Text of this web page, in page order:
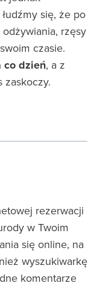
się, że po
rzęsy
czasie.
co dzień, a z
zaskoczy.
rezerwacji
w Twoim
się online, na
wyszukiwarkę
komentarze